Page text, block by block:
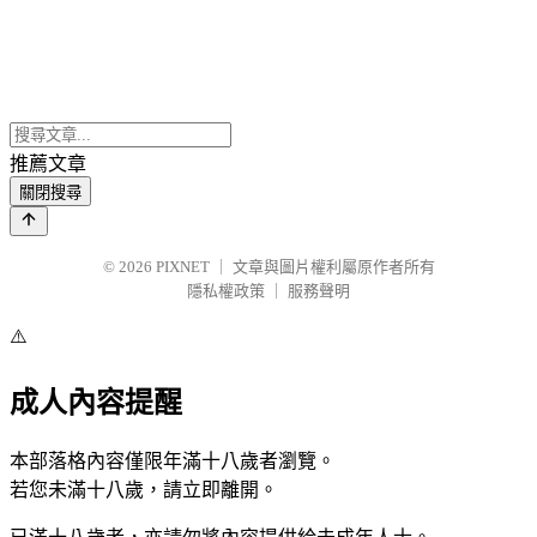
推薦文章
關閉搜尋
© 2026 PIXNET
文章與圖片權利屬原作者所有
隱私權政策
服務聲明
⚠️
成人內容提醒
本部落格內容僅限年滿十八歲者瀏覽。
若您未滿十八歲，請立即離開。